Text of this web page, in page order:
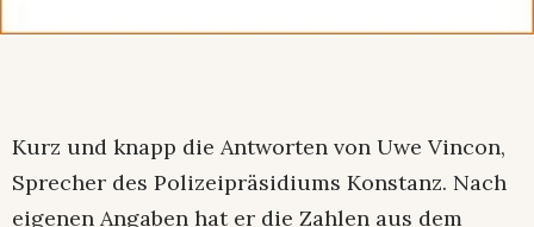
Kurz und knapp die Antworten von Uwe Vincon,
Sprecher des Polizeipräsidiums Konstanz. Nach
eigenen Angaben hat er die Zahlen aus dem